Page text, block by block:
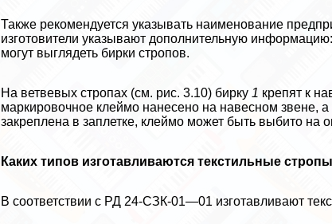
Также рекомендуется указывать наименование
изготовители указыва­ют дополнительную
могут выглядеть бир­ки стропов.
На ветвевых стропах (см. рис. 3.10) бирку 1 крепят к
маркировочное клеймо нанесено на навесном звене,
закреплена в заплетке, клеймо может быть выбито на
Каких типов изготавливаются текстильные
В соответствии с РД 24-СЗК-01—01 изготавливают